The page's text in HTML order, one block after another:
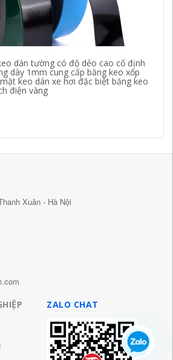
dán tường có độ dẻo cao cố định
dày 1mm cung cấp băng keo xốp
keo dán xe hơi đặc biệt băng keo
điện vàng
Xuân - Hà Nội
ZALO CHAT